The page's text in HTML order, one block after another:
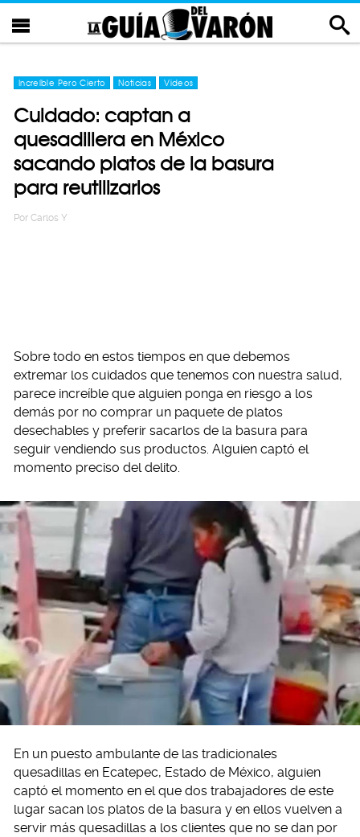
Increíble Pero Cierto Noticias Videos
Cuidado: captan a
quesadillera en México
sacando platos de la basura
para reutilizarlos
Por Carlos Y
Sobre todo en estos tiempos en que debemos
extremar los cuidados que tenemos con nuestra salud,
parece increíble que alguien ponga en riesgo a los
demás por no comprar un paquete de platos
desechables y preferir sacarlos de la basura para
seguir vendiendo sus productos. Alguien captó el
momento preciso del delito.
En un puesto ambulante de las tradicionales
quesadillas en Ecatepec, Estado de México, alguien
captó el momento en el que dos trabajadores de este
lugar sacan los platos de la basura y en ellos vuelven a
servir más quesadillas a los clientes que no se dan por